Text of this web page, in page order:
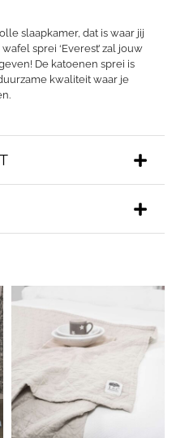
slaapkamer, dat is waar jij
sprei ‘Everest’ zal jouw
De katoenen sprei is
kwaliteit waar je